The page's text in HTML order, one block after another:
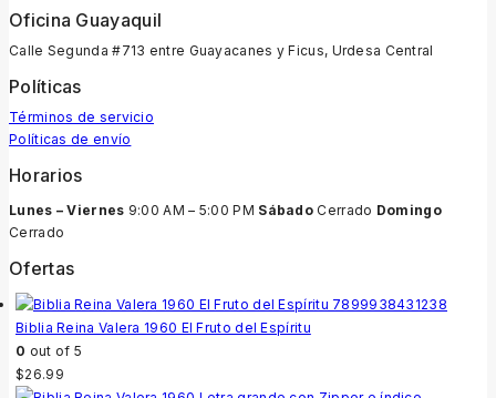
Oficina Guayaquil
Calle Segunda #713 entre Guayacanes y Ficus, Urdesa Central
Políticas
Términos de servicio
Políticas de envío
Horarios
Lunes – Viernes 9:00 AM – 5:00 PM Sábado Cerrado Domingo
Cerrado
Ofertas
Biblia Reina Valera 1960 El Fruto del Espíritu
0 out of 5
$26.99